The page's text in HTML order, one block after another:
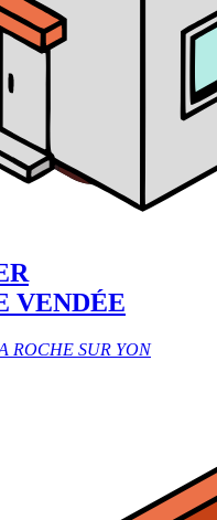
VENDÉE
ROCHE SUR YON